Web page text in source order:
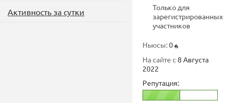
Активность за сутки
Только для
зарегистрированных
участников
Ньюсы:0
На сайте с 8 Августа
2022
Репутация: